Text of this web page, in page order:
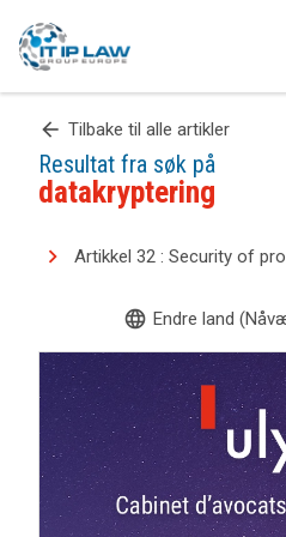
arrow_back Tilbake til alle artikler
Resultat fra søk på
datakryptering
Artikkel 32 : Security of
language Endre land